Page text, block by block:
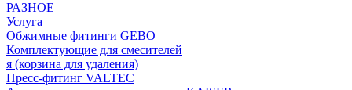
РАЗНОЕ
Услуга
Обжимные фитинги GEBO
Комплектующие для смесителей
я (корзина для удаления)
Пресс-фитинг VALTEC